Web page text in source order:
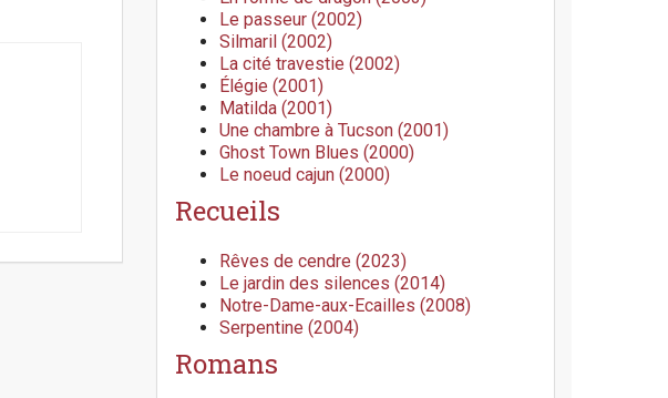
Le passeur (2002)
Silmaril (2002)
La cité travestie (2002)
Élégie (2001)
Matilda (2001)
Une chambre à Tucson (2001)
Ghost Town Blues (2000)
Le noeud cajun (2000)
Recueils
Rêves de cendre (2023)
Le jardin des silences (2014)
Notre-Dame-aux-Ecailles (2008)
Serpentine (2004)
Romans